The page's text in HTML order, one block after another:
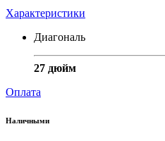
Характеристики
Диагональ
27 дюйм
Оплата
Наличными